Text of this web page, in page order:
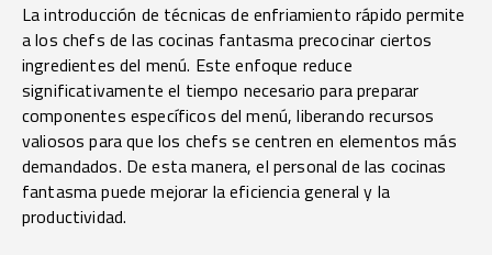
La introducción de técnicas de enfriamiento rápido permite
a los chefs de las cocinas fantasma precocinar ciertos
ingredientes del menú. Este enfoque reduce
significativamente el tiempo necesario para preparar
componentes específicos del menú, liberando recursos
valiosos para que los chefs se centren en elementos más
demandados. De esta manera, el personal de las cocinas
fantasma puede mejorar la eficiencia general y la
productividad.